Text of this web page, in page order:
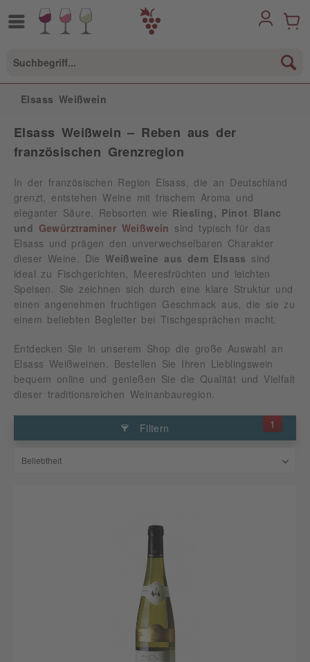
Elsass Weißwein
Elsass Weißwein – Reben aus der
französischen Grenzregion
In der französischen Region Elsass, die an Deutschland
grenzt, entstehen Weine mit frischem Aroma und
eleganter Säure. Rebsorten wie
Riesling, Pinot Blanc
und Gewürztraminer Weißwein
sind typisch für das
Elsass und prägen den unverwechselbaren Charakter
dieser Weine. DieWeißweine aus dem Elsass
sind
ideal zu Fischgerichten, Meeresfrüchten und leichten
Speisen. Sie zeichnen sich durch eine klare Struktur und
einen angenehmen fruchtigen Geschmack aus, die sie zu
einem beliebten Begleiter bei Tischgesprächen macht.
Entdecken Sie in unserem Shop die große Auswahl an
Elsass Weißweinen. Bestellen Sie Ihren Lieblingswein
bequem online und genießen Sie die Qualität und Vielfalt
dieser traditionsreichen Weinanbauregion.
Filtern 1